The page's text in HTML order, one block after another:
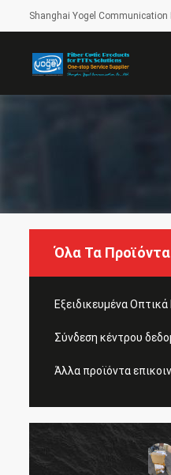
Shanghai Yogel Communication
Όλα Τα Προϊόντα
Εξειδικευμένα
Σύνδεση κέντρου
Άλλα προϊόντα